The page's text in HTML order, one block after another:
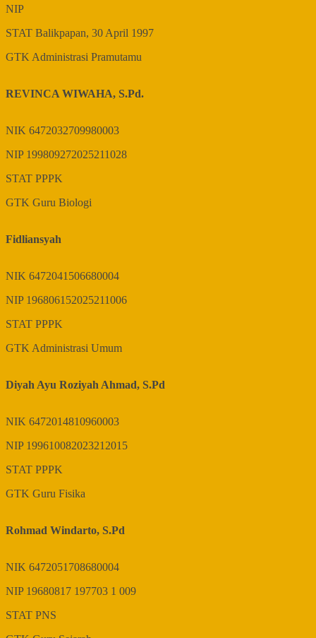
NIP
STAT Balikpapan, 30 April 1997
GTKAdministrasi Pramutamu
REVINCA WIWAHA, S.Pd.
NIK 6472032709980003
NIP 199809272025211028
STAT PPPK
GTK Guru Biologi
Fidliansyah
NIK 6472041506680004
NIP 196806152025211006
STAT PPPK
GTKAdministrasi Umum
Diyah Ayu Roziyah Ahmad, S.Pd
NIK 6472014810960003
NIP 199610082023212015
STAT PPPK
GTK Guru Fisika
Rohmad Windarto, S.Pd
NIK 6472051708680004
NIP 19680817 197703 1 009
STAT PNS